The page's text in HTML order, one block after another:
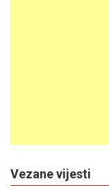
Vezane vijesti